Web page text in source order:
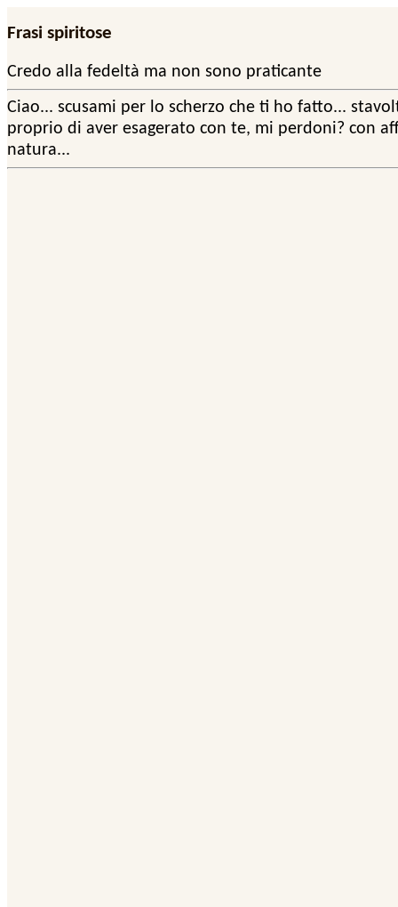
Frasi spiritose
Credo alla fedeltà ma non sono praticante
Ciao... scusami per lo scherzo che ti ho fatto...
proprio di aver esagerato con te, mi perdoni? con
natura...